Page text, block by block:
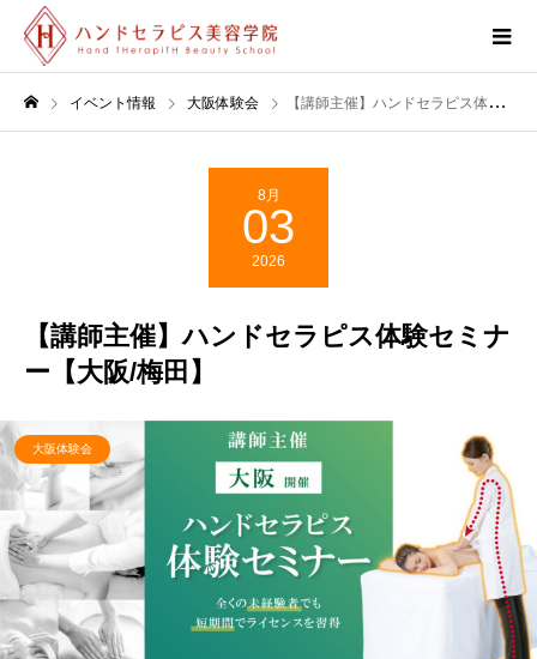
イベント情報 大阪体験会 【講師主催】ハンドセラピス体験セミナー【大阪/梅田】
8月
03
2026
【講師主催】ハンドセラピス体験セミナ
ー【大阪/梅田】
大阪体験会